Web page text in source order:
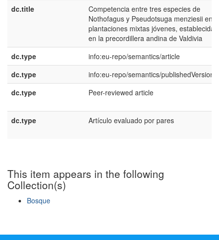
dc.title
Competencia entre tres especies de
Nothofagus y Pseudotsuga menziesii en
plantaciones mixtas jóvenes, establecidas
en la precordillera andina de Valdivia
dc.type
info:eu-repo/semantics/article
dc.type
info:eu-repo/semantics/publishedVersion
dc.type
Peer-reviewed article
dc.type Artículo evaluado por pares
This item appears in the following
Collection(s)
Bosque